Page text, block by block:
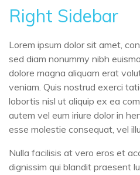
Right Sidebar
Lorem ipsum dolor sit amet,
sed diam nonummy nibh
dolore magna aliquam erat
veniam. Quis nostrud exerci
lobortis nisl ut aliquip ex ea
autem vel eum iriure dolor in
esse molestie consequat, vel
Nulla facilisis at vero eros et
dignissim qui blandit praesent